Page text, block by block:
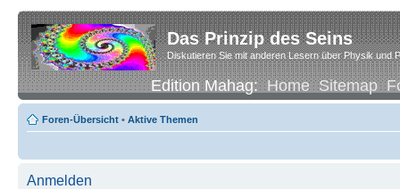
Das Prinzip des Seins
Diskutieren Sie mit anderen Lesern über Physik und
Edition Mahag:Home Sitemap
Foren-Übersicht • Aktive Themen
Anmelden